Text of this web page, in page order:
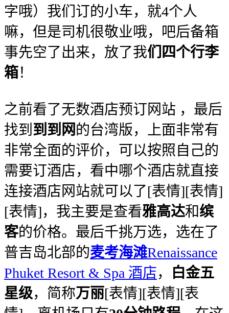
字哦）我们订的小车，就4个人
嘛，但是司机很敬业哦，吧后备箱
事先空了出来，放了我们四个行李
箱！
之前看了无数酒店预订网站 ，最后
找到 到到网的台湾版，上面非常有
非常全面的评价，可以按照自己的
需要订酒店，看中哪个酒店就直接
连接酒店网站就可以了[表情][表情]
[表情]，我主要是查看雅高达和缤
客的价格。最后千挑万选，选在了
普吉岛北部的麦考海滩Renaissance
Phuket Resort & Spa 酒店，
白金五
星级，简称万丽[表情][表情][表